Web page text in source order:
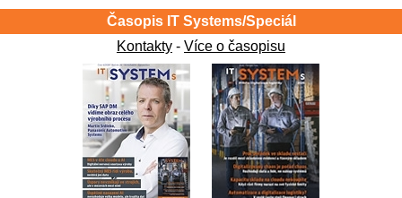
Časopis IT Systems/Speciál
Kontakty - Více o časopisu